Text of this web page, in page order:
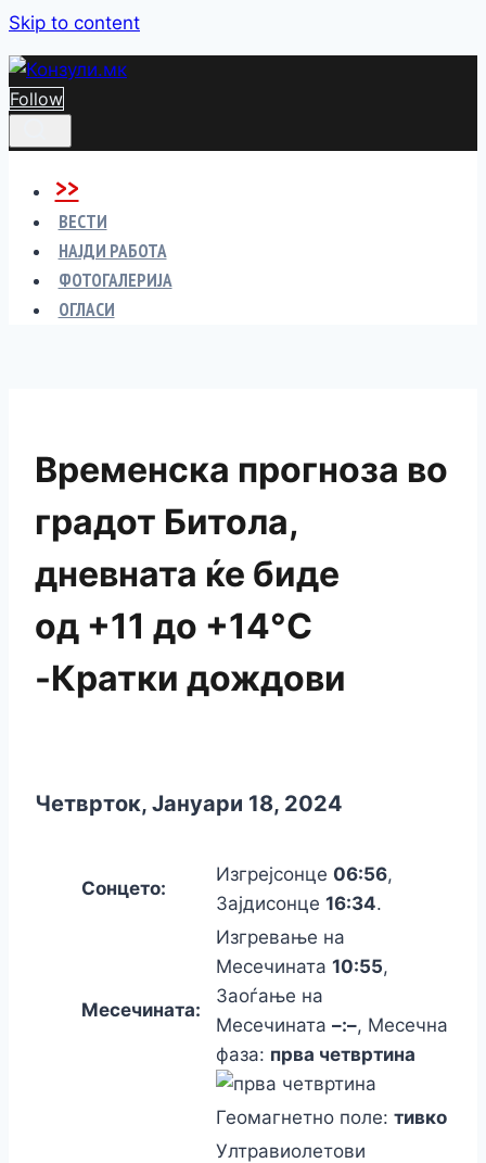
Skip to content
Follow
>>
ВЕСТИ
НАЈДИ РАБОТА
ФОТОГАЛЕРИЈА
ОГЛАСИ
Временска прогноза во
градот Битола,
дневната ќе биде
од +11 до +14°C
-Кратки дождови
Четврток, Јануари 18, 2024
Сонцето:
Изгрејсонце 06:56,
Зајдисонце 16:34.
Месечината:
Изгревање на
Месечината 10:55,
Заоѓање на
Месечината –:–, Месечна
фаза: прва четвртина
Геомагнетно поле: тивко
Ултравиолетови